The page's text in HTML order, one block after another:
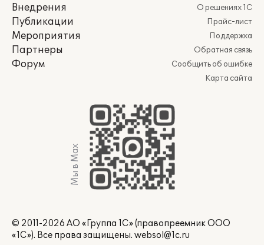
Внедрения
Публикации
Мероприятия
Партнеры
Форум
О решениях 1С
Прайс-лист
Поддержка
Обратная связь
Сообщить об ошибке
Карта сайта
Мы в Max
© 2011-2026 АО «Группа 1С» (правопреемник ООО
«1С»). Все права защищены. websol@1c.ru